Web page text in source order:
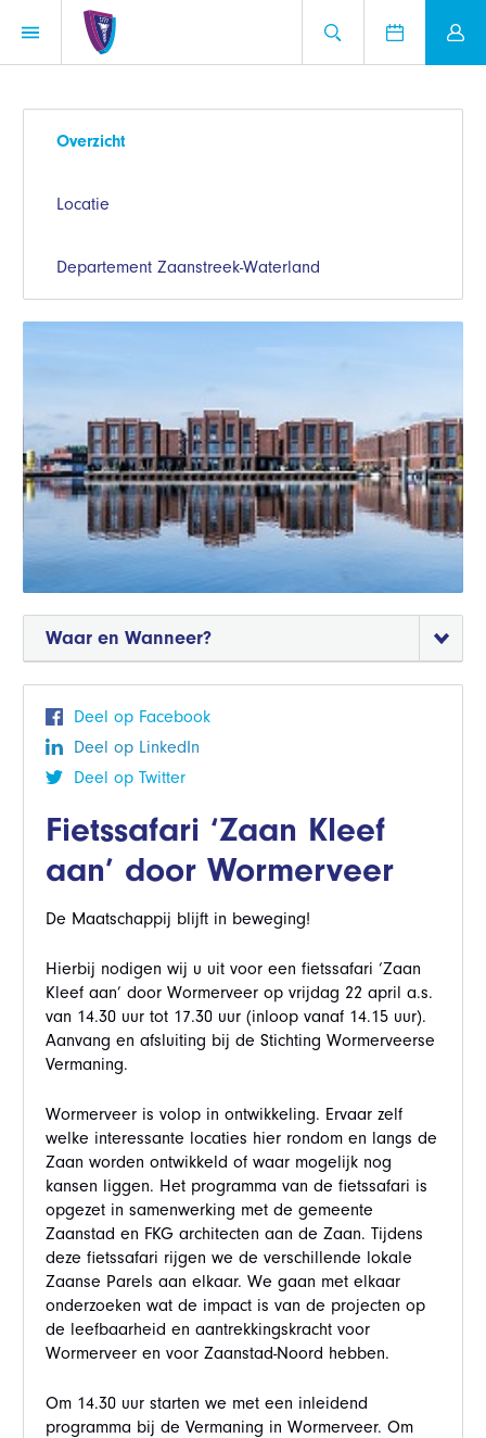
Overzicht
Locatie
Departement Zaanstreek-Waterland
Waar en Wanneer?
Deel op Facebook
Deel op LinkedIn
Deel op Twitter
Fietssafari ‘Zaan Kleef
aan’ door Wormerveer
De Maatschappij blijft in beweging!
Hierbij nodigen wij u uit voor een fietssafari ‘Zaan
Kleef aan’ door Wormerveer op vrijdag 22 april a.s.
van 14.30 uur tot 17.30 uur (inloop vanaf 14.15 uur).
Aanvang en afsluiting bij de Stichting Wormerveerse
Vermaning.
Wormerveer is volop in ontwikkeling. Ervaar zelf
welke interessante locaties hier rondom en langs de
Zaan worden ontwikkeld of waar mogelijk nog
kansen liggen. Het programma van de fietssafari is
opgezet in samenwerking met de gemeente
Zaanstad en FKG architecten aan de Zaan. Tijdens
deze fietssafari rijgen we de verschillende lokale
Zaanse Parels aan elkaar. We gaan met elkaar
onderzoeken wat de impact is van de projecten op
de leefbaarheid en aantrekkingskracht voor
Wormerveer en voor Zaanstad-Noord hebben.
Om 14.30 uur starten we met een inleidend
programma bij de Vermaning in Wormerveer. Om